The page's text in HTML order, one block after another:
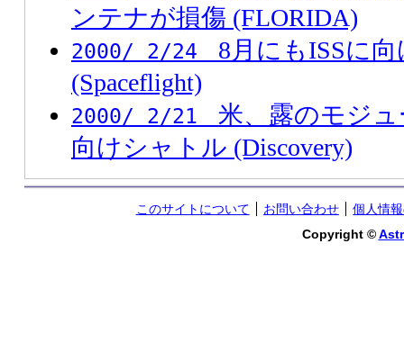
ンテナが損傷 (FLORIDA)
2000/ 2/24 8月にもISSに
(Spaceflight)
2000/ 2/21 米、露のモジ
向けシャトル (Discovery)
このサイトについて お問い合わせ
個人情
Copyright ©